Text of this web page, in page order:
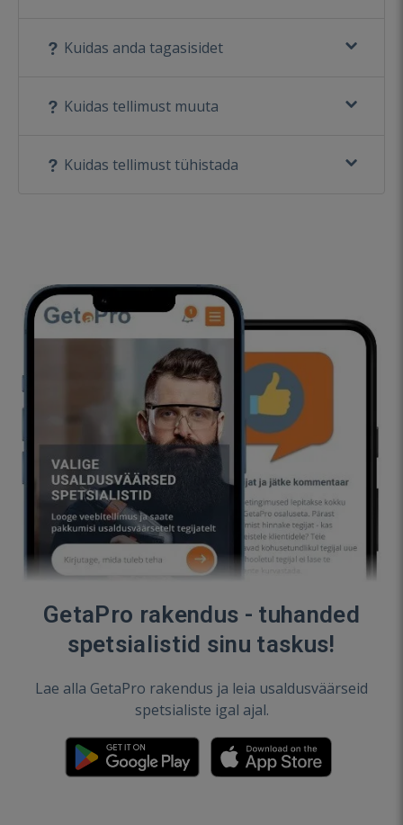
Kuidas anda tagasisidet
Kuidas tellimust muuta
Kuidas tellimust tühistada
GetaPro rakendus - tuhanded
spetsialistid sinu taskus!
Lae alla GetaPro rakendus ja leia usaldusväärseid
spetsialiste igal ajal.